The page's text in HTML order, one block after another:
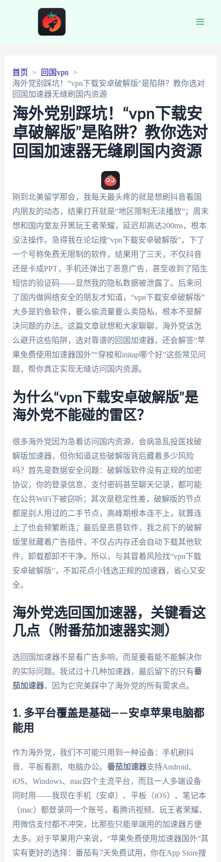
首页
回国vpn
海外党别踩坑！“vpn下载安卓破解版”是陷阱？教你选对
回国加速器无缝刷国内资源
海外党别踩坑！“vpn下载安
卓破解版”是陷阱？教你选对
回国加速器无缝刷国内资源
刚到北美留学那会，我每天最头疼的就是想刷抖音看国
内朋友的动态，结果打开就是“地区限制无法播放”；周末
想和国内室友开黑玩王者荣耀，延迟却高达200ms，根本
没法操作。急得我在论坛搜“vpn下载安卓破解版”，下了
一个号称免费无限制的软件，结果用了三天，不仅抖音
还是卡成PPT，手机还弹出了恶意广告，甚至收到了陌生
短信的验证码——显然我的隐私数据被泄露了。后来问
了国内做网络安全的朋友才知道，“vpn下载安卓破解版”
大多是钓鱼软件，要么偷流量要么卖隐私，根本不是解
决问题的办法。这篇文章就想和大家聊聊，海外党该怎
么避开这些陷阱，选对靠谱的回国加速器，还会解答“苹
果免费使用加速器国外”“穿梭和initap哪个好”这些常见问
题，帮你真正实现无缝访问国内资源。
为什么“vpn下载安卓破解版”是
海外党不能碰的雷区？
很多海外党因为急着访问国内资源，会病急乱投医找破
解版加速器，但你知道这些破解版背后藏着多少风险
吗？首先是数据安全问题：破解版软件没有正规的加密
协议，你的登录信息、支付密码甚至聊天记录，都可能
在公共WiFi下被窃听；其次是稳定性差，破解版的节点
都是别人用过的二手节点，高峰期根本连不上，就算连
上了也会频繁断连；最后是恶意软件，我之前下的破解
版里就藏着广告插件，不仅占内存还会自动下载其他软
件，卸载都卸不干净。所以，与其冒着风险找“vpn下载
安卓破解版”，不如花点小钱选正规的加速器，省心又安
全。
海外党选回国加速器，关键看这
几点（附番茄加速器实测）
选回国加速器不是看广告多响，而是要看能不能解决你
的实际问题。我试过十几种加速器，最后留下的只有番
茄加速器，因为它完美踩中了海外党的所有需求点。
1. 多平台覆盖是基础——安卓苹果电脑都
能用
作为海外党，我们不可能只用到一种设备：手机刷抖
音、平板看剧、电脑办公。 番茄加速器支持Android、
iOS、Windows、mac四个主流平台，而且一人多端设备
同时用——我现在手机（安卓）、平板（iOS）、笔记本
（mac）都登录同一个账号，看腾讯视频、玩王者荣耀、
用微信支付都不冲突，比那些只能单端用的加速器方便
太多。对于苹果用户来说，“苹果免费使用加速器国外”其
实有更好的选择：番茄有7天免费试用，你在App Store搜